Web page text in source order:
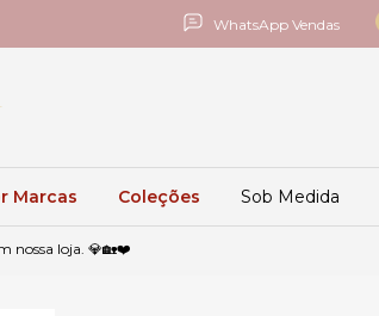
WhatsApp Vendas
Marcas Coleções Sob Medida
nossa loja. 💎🏡❤️